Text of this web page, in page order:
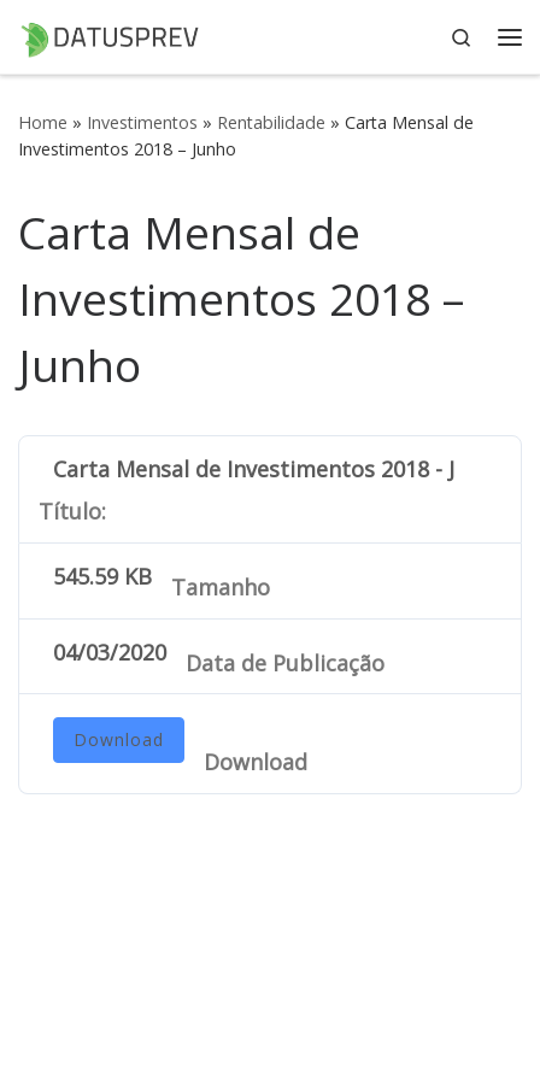
Skip to content
Search
Home » Investimentos » Rentabilidade » Carta Mensal de
Investimentos 2018 – Junho
Carta Mensal de
Investimentos 2018 –
Junho
Carta Mensal de Investimentos 2018 - Junho
Título:
545.59 KB Tamanho
04/03/2020 Data de Publicação
Download
Download